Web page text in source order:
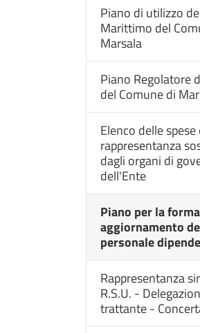
Piano di utilizzo
Marittimo del
Marsala
Piano Regolatore
del Comune di
Elenco delle spese
rappresentanza
dagli organi di
dell'Ente
Piano per la
aggiornamento
personale
Rappresentanza
R.S.U. -
trattante -